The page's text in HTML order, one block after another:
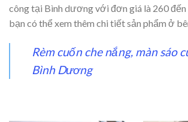
công tại Bình dương với đơn giá là 260
bạn có thể xem thêm chi tiết sản phẩm ở
Rèm cuốn che nắng, màn sáo
Bình Dương